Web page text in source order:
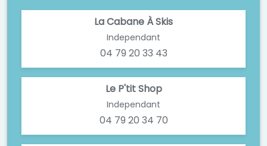
La Cabane À Skis
Independant
04 79 20 33 43
Le P'tit Shop
Independant
04 79 20 34 70